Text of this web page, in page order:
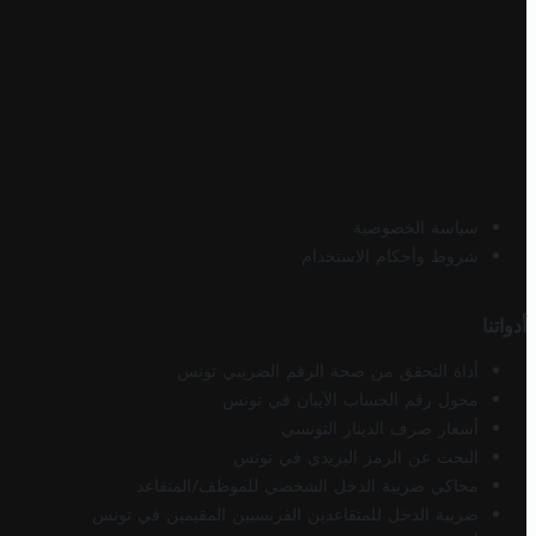
سياسة الخصوصية
شروط وأحكام الاستخدام
أدواتنا
أداة التحقق من صحة الرقم الضريبي تونس
محول رقم الحساب الآيبان في تونس
أسعار صرف الدينار التونسي
البحث عن الرمز البريدي في تونس
محاكي ضريبة الدخل الشخصي للموظف/المتقاعد
ضريبة الدخل للمتقاعدين الفرنسيين المقيمين في تونس